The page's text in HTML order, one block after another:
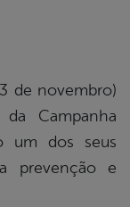
de novembro)
Campanha
um dos seus
prevenção e